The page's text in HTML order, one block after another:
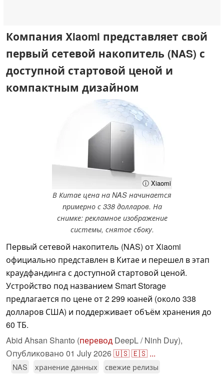
Компания Xiaomi представляет свой
первый сетевой накопитель (NAS) с
доступной стартовой ценой и
компактным дизайном
ⓘ Xiaomi
В Китае цена на NAS начинается
примерно с 338 долларов. На
снимке: рекламное изображение
системы, снятое сбоку.
Первый сетевой накопитель (NAS) от Xiaomi
официально представлен в Китае и перешел в этап
краудфандинга с доступной стартовой ценой.
Устройство под названием Smart Storage
предлагается по цене от 2 299 юаней (около 338
долларов США) и поддерживает объём хранения до
60 ТБ.
Abid Ahsan Shanto (перевод DeepL / Ninh Duy),
Опубликовано 01 July 2026🇺🇸🇪🇸 ...
NAS хранение данных свежие релизы